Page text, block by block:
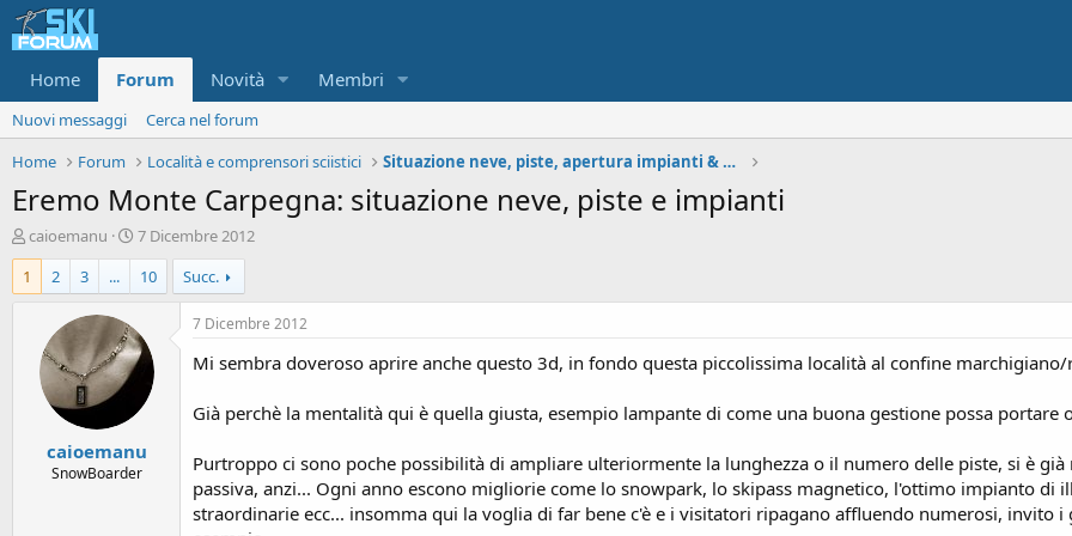
Home Forum Novità Membri
Nuovi messaggi
Cerca nel forum
Home
Forum Località e comprensori sciistici Situazione neve, piste, apertura impianti & Meteo
Eremo Monte Carpegna: situazione neve, piste e impianti
A
u
t
o
caioemanu
D
a
t
a
'
i
i
i
o
7 Dicembre 2012
1
2 3 ... 10 Succ.
caioemanu
SnowBoarder
7 Dicembre 2012
Mi sembra doveroso aprire anche questo 3d, in fondo questa piccolissima località al confine
Già perchè la mentalità qui è quella giusta, esempio lampante di come una buona gestione possa portare
Purtroppo ci sono poche possibilità di ampliare ulteriormente la lunghezza o il numero delle piste, si è
passiva, anzi... Ogni anno escono migliorie come lo snowpark, lo skipass magnetico, l'ottimo impianto
straordinarie ecc... insomma qui la voglia di far bene c'è e i visitatori ripagano affluendo numerosi, invito